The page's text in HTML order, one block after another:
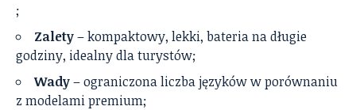
;
Zalety– kompaktowy, lekki, bateria na długie
godziny, idealny dla turystów;
Wady– ograniczona liczba języków w porównaniu
z modelami premium;